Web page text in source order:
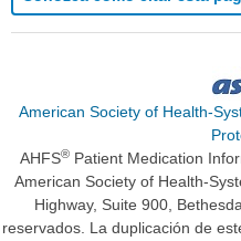
American Society of Health-
AHFS® Patient Medication
American Society of Health-
Highway, Suite 900,
reservados. La duplicación de